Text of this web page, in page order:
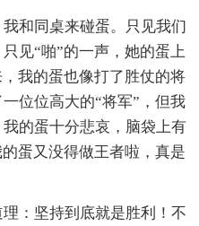
和同桌来碰蛋。只见我们
见“啪”的一声，她的蛋上
我的蛋也像打了胜仗的将
位位高大的“将军”，但我
的蛋十分悲哀，脑袋上有
蛋又没得做王者啦，真是
：坚持到底就是胜利！不